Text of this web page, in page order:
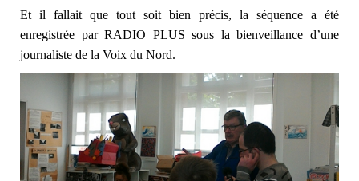
Et il fallait que tout soit bien précis, la séquence a été
enregistrée par RADIO PLUS sous la bienveillance d’une
journaliste de la Voix du Nord.